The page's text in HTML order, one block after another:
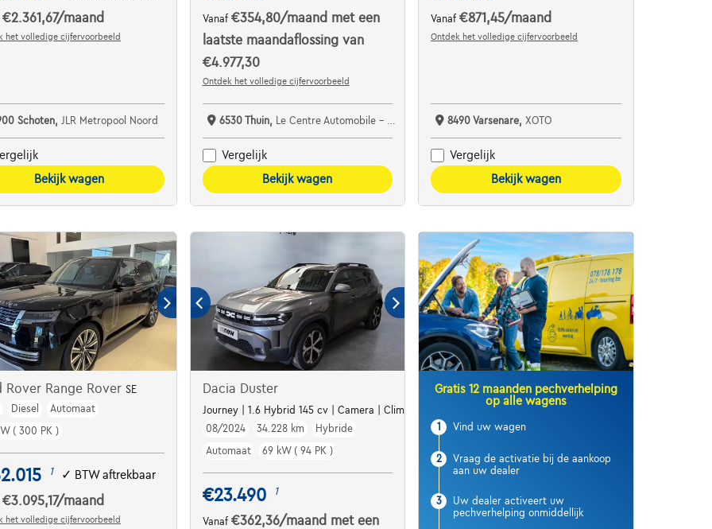
€2.361,67/maand
het volledige cijfervoorbeeld
Schoten, JLR Metropool Noord
Bekijk wagen
Vanaf €354,80/maand met een
laatste maandaflossing van
€4.977,30
Ontdek het volledige cijfervoorbeeld
6530 Thuin, Le Centre Automobile - Garage Detournay
Vergelijk
Bekijk wagen
Vanaf€871,45/maand
Ontdek het volledige cijfervoorbeeld
8490 Varsenare,XOTO
Vergelijk
Bekijk wagen
Rover Range RoverSE
Diesel
Automaat
( 300 PK )
1 ✓ BTW aftrekbaar
€3.095,17/maand
het volledige cijfervoorbeeld
Dacia Duster
Journey | 1.6 Hybrid 145 cv | Camera | Clim | Carplay | Cruise
08/2024
34.228 km
Hybride
Automaat
69 kW ( 94 PK )
€23.490 1
Vanaf €362,36/maand met een
Gratis 12 maanden pechverhelping
op alle wagens
1 Vind uw wagen
2
Vraag de activatie bij de aankoop
aan uw dealer
3
Uw dealer activeert uw
pechverhelping onmiddellijk